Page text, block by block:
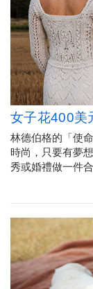
女子花400美
林德伯格的「使
時尚，只要有夢
秀或婚禮做一件合